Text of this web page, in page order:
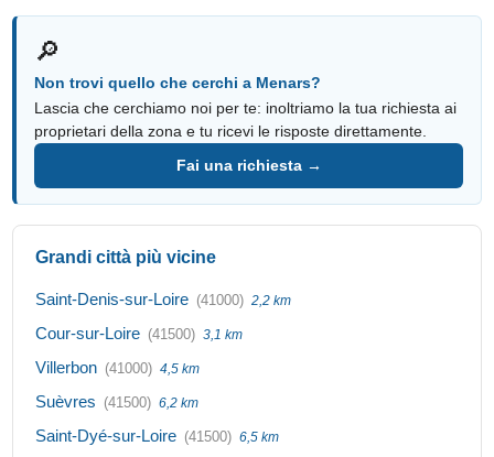
🔎
Non trovi quello che cerchi a Menars?
Lascia che cerchiamo noi per te: inoltriamo la tua richiesta ai
proprietari della zona e tu ricevi le risposte direttamente.
Fai una richiesta →
Grandi città più vicine
Saint-Denis-sur-Loire (41000) 2,2 km
Cour-sur-Loire (41500) 3,1 km
Villerbon (41000) 4,5 km
Suèvres (41500) 6,2 km
Saint-Dyé-sur-Loire (41500) 6,5 km